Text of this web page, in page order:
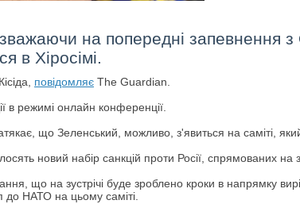
на попередні запевнення
в Хіросімі.
повідомляє The Guardian.
в режимі онлайн конференції.
що Зеленський, можливо, з'явиться на саміті,
новий набір санкцій проти Росії, спрямованих
що на зустрічі буде зроблено кроки в напрямку
до НАТО на цьому саміті.